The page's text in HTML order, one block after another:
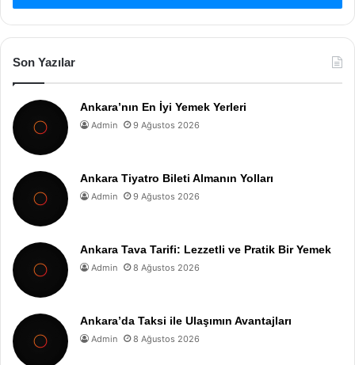
Son Yazılar
Ankara’nın En İyi Yemek Yerleri
Admin 9 Ağustos 2026
Ankara Tiyatro Bileti Almanın Yolları
Admin 9 Ağustos 2026
Ankara Tava Tarifi: Lezzetli ve Pratik Bir Yemek
Admin 8 Ağustos 2026
Ankara’da Taksi ile Ulaşımın Avantajları
Admin 8 Ağustos 2026